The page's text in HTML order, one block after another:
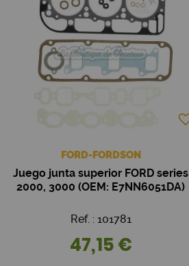
FORD-FORDSON
Juego junta superior FORD series
2000, 3000 (OEM: E7NN6051DA)
Ref. : 101781
47,15 €